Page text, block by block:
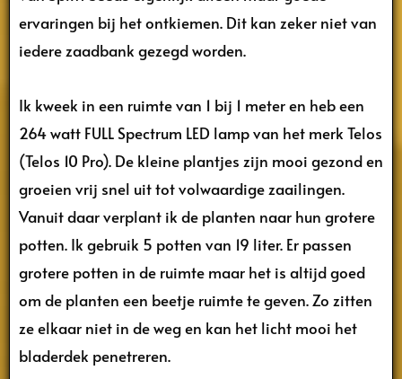
ervaringen bij het ontkiemen. Dit kan zeker niet van
iedere zaadbank gezegd worden.
Ik kweek in een ruimte van 1 bij 1 meter en heb een
264 watt FULL Spectrum LED lamp van het merk Telos
(Telos 10 Pro). De kleine plantjes zijn mooi gezond en
groeien vrij snel uit tot volwaardige zaailingen.
Vanuit daar verplant ik de planten naar hun grotere
potten. Ik gebruik 5 potten van 19 liter. Er passen
grotere potten in de ruimte maar het is altijd goed
om de planten een beetje ruimte te geven. Zo zitten
ze elkaar niet in de weg en kan het licht mooi het
bladerdek penetreren.